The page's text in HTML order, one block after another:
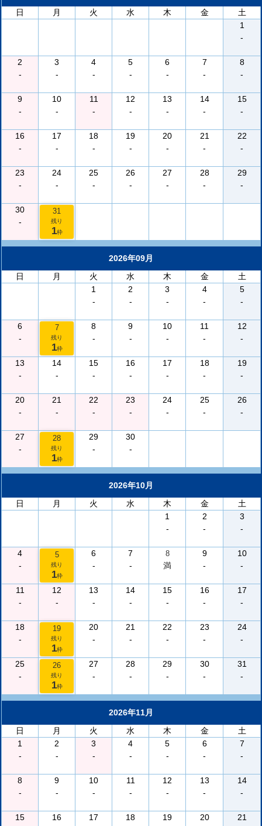
日
月 火 水 木 金
土
1
-
2
-
3
-
4
-
5
-
6
-
7
-
8
-
9
-
10
-
11
-
12
-
13
-
14
-
15
-
16
-
17
-
18
-
19
-
20
-
21
-
22
-
23
-
24
-
25
-
26
-
27
-
28
-
29
-
30
-
31
残り
1枠
2026年09月
日
月 火 水 木 金
土
1
-
2
-
3
-
4
-
5
-
6
-
7
残り
1枠
8
-
9
-
10
-
11
-
12
-
13
-
14
-
15
-
16
-
17
-
18
-
19
-
20
-
21
-
22
-
23
-
24
-
25
-
26
-
27
-
28
残り
1枠
29
-
30
-
2026年10月
日
月 火 水 木 金
土
1
-
2
-
3
-
4
-
5
残り
1枠
6
-
7
-
8
満
9
-
10
-
11
-
12
-
13
-
14
-
15
-
16
-
17
-
18
-
19
残り
1枠
20
-
21
-
22
-
23
-
24
-
25
-
26
残り
1枠
27
-
28
-
29
-
30
-
31
-
2026年11月
日
月 火 水 木 金
土
1
-
2
-
3
-
4
-
5
-
6
-
7
-
8
-
9
-
10
-
11
-
12
-
13
-
14
-
15
16
17
18
19
20
21